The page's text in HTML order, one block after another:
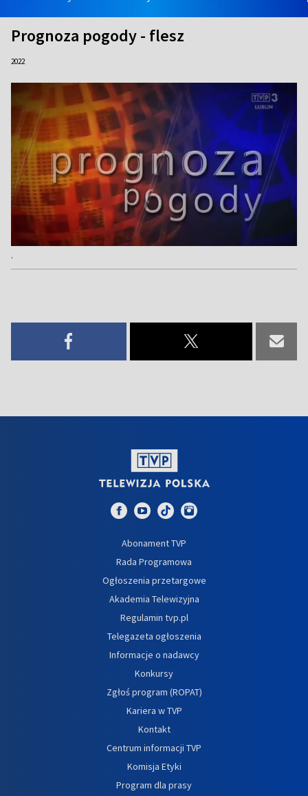
Prognoza pogody - flesz
2022
.
Abonament TVP
Rada Programowa
Ogłoszenia przetargowe
Akademia Telewizyjna
Regulamin tvp.pl
Telegazeta ogłoszenia
Informacje o nadawcy
Konkursy
Zgłoś program (ROPAT)
Kariera w TVP
Kontakt
Centrum informacji TVP
Komisja Etyki
Program dla prasy